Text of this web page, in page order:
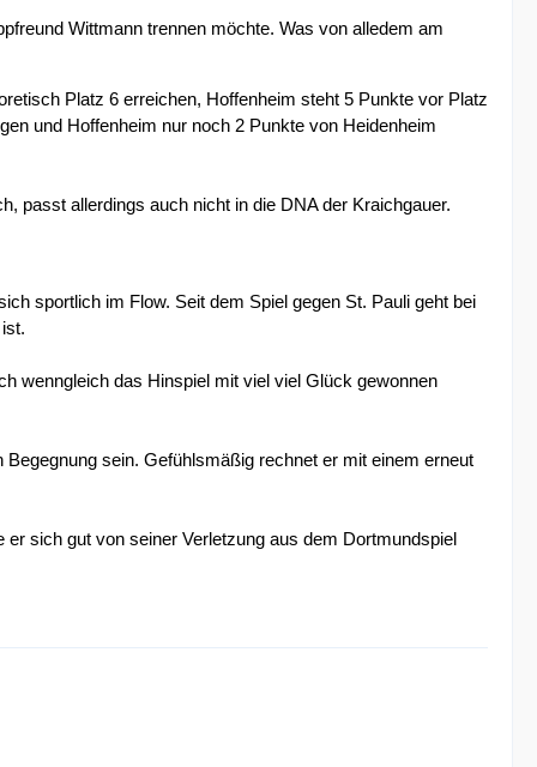
Wittmann trennen möchte. Was von alledem am
Platz 6 erreichen, Hoffenheim steht 5 Punkte vor Platz
und Hoffenheim nur noch 2 Punkte von Heidenheim
passt allerdings auch nicht in die DNA der Kraichgauer.
sportlich im Flow. Seit dem Spiel gegen St. Pauli geht bei
wenngleich das Hinspiel mit viel viel Glück gewonnen
sein. Gefühlsmäßig rechnet er mit einem erneut
sich gut von seiner Verletzung aus dem Dortmundspiel